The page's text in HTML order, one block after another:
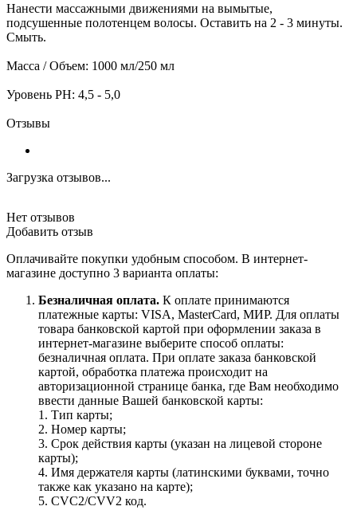
Нанести массажными движениями на вымытые,
подсушенные полотенцем волосы. Оставить на 2 - 3 минуты.
Смыть.
Масса / Объем: 1000 мл/250 мл
Уровень РН: 4,5 - 5,0
Отзывы
Загрузка отзывов...
Нет отзывов
Добавить отзыв
Оплачивайте покупки удобным способом. В интернет-
магазине доступно 3 варианта оплаты:
Безналичная оплата. К оплате принимаются
платежные карты: VISA, MasterCard, МИР. Для оплаты
товара банковской картой при оформлении заказа в
интернет-магазине выберите способ оплаты:
безналичная оплата. При оплате заказа банковской
картой, обработка платежа происходит на
авторизационной странице банка, где Вам необходимо
ввести данные Вашей банковской карты:
1. Тип карты;
2. Номер карты;
3. Срок действия карты (указан на лицевой стороне
карты);
4. Имя держателя карты (латинскими буквами, точно
также как указано на карте);
5. CVC2/CVV2 код.